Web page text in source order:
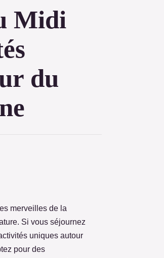
Midi
du
merveilles de la
Si vous séjournez
uniques autour
pour des